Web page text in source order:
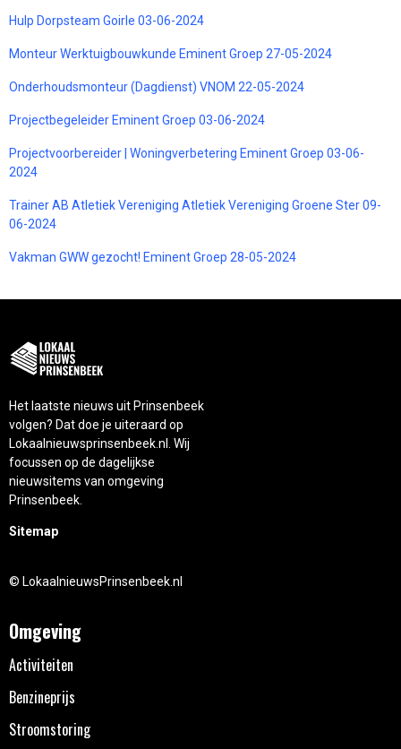
Hulp Dorpsteam Goirle 03-06-2024
Monteur Werktuigbouwkunde Eminent Groep 27-05-2024
Onderhoudsmonteur (Dagdienst) VNOM 22-05-2024
Projectbegeleider Eminent Groep 03-06-2024
Projectvoorbereider | Woningverbetering Eminent Groep 03-06-
2024
Trainer AB Atletiek Vereniging Atletiek Vereniging Groene Ster 09-
06-2024
Vakman GWW gezocht! Eminent Groep 28-05-2024
Het laatste nieuws uit Prinsenbeek
volgen? Dat doe je uiteraard op
Lokaalnieuwsprinsenbeek.nl. Wij
focussen op de dagelijkse
nieuwsitems van omgeving
Prinsenbeek.
Sitemap
© LokaalnieuwsPrinsenbeek.nl
Omgeving
Activiteiten
Benzineprijs
Stroomstoring